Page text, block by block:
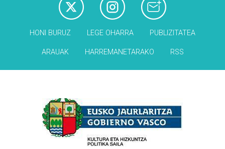
HONI BURUZ LEGE OHARRA PUBLIZITATEA
ARAUAK HARREMANETARAKO RSS